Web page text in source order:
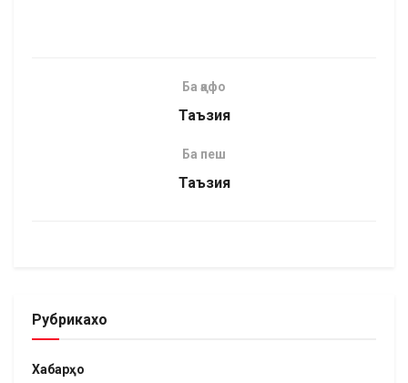
Ба қафо
Таъзия
Ба пеш
Таъзия
Рубрикахо
Хабарҳо